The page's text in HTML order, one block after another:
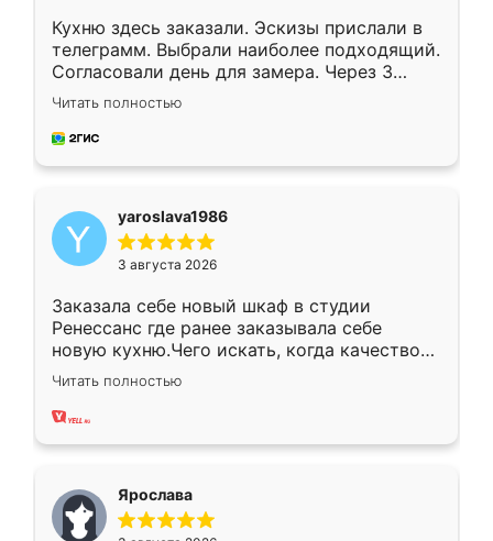
Кухню здесь заказали. Эскизы прислали в
телеграмм. Выбрали наиболее подходящий.
Согласовали день для замера. Через 3
недели кухня была уже готова. Остались
довольны работой. Спасибо Ренессанс
мебель за качественную работу!
Читать полностью
yaroslava1986
3 августа 2026
Заказала себе новый шкаф в студии
Ренессанс где ранее заказывала себе
новую кухню.Чего искать, когда качеством
вполне довольна. Служит кухня уже почти
два года, нареканий нет.
Читать полностью
Ярослава